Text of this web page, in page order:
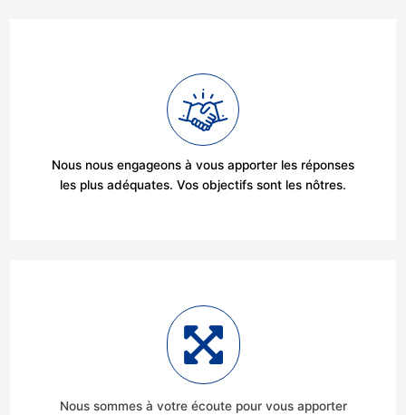
Nous nous engageons à vous apporter les réponses
les plus adéquates. Vos objectifs sont les nôtres.
Nous sommes à votre écoute pour vous apporter